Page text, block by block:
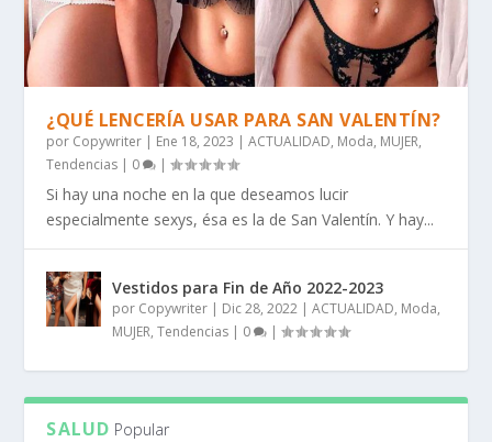
¿QUÉ LENCERÍA USAR PARA SAN VALENTÍN?
por Copywriter | Ene 18, 2023 |ACTUALIDAD, Moda, MUJER,
Tendencias | 0 |
Si hay una noche en la que deseamos lucir
especialmente sexys, ésa es la de San Valentín. Y hay...
Vestidos para Fin de Año 2022-2023
por Copywriter | Dic 28, 2022 |ACTUALIDAD, Moda,
MUJER,Tendencias | 0 |
SALUD Popular